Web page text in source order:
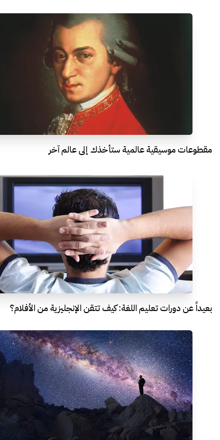
مقطوعات موسيقية عالمية ستأخذك إلى عالم آخر
بعيداً عن دورات تعليم اللغة: كيف تتقن الإنجليزية من الأفلام؟